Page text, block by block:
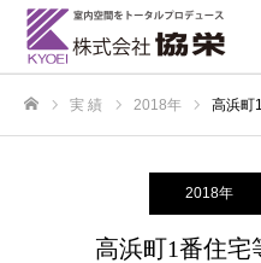
実 績 2018年 高浜町
2018年
高浜町1番住宅